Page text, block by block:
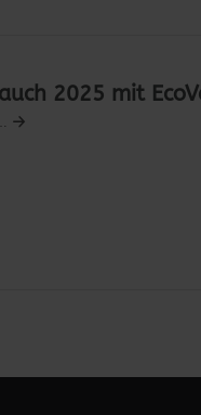
auch 2025 mit